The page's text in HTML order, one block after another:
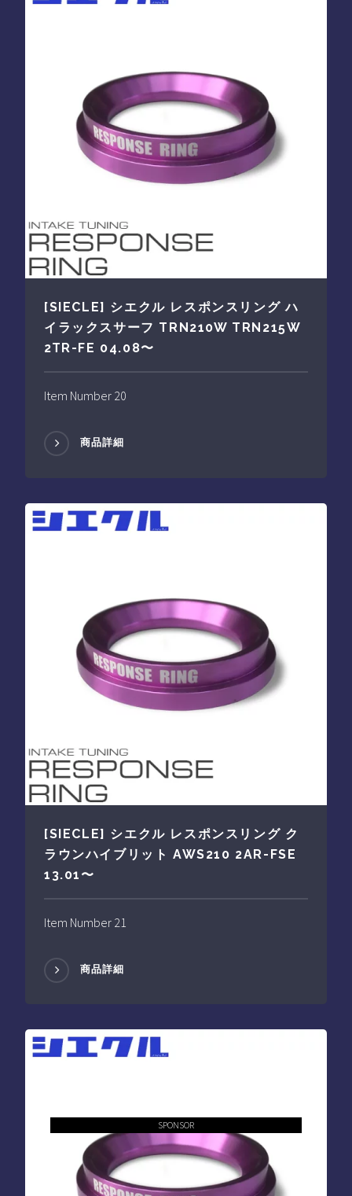
[SIECLE] シエクル レスポンスリング ハ
イラックスサーフ TRN210W TRN215W
2TR-FE 04.08〜
Item Number 20
商品詳細
[SIECLE] シエクル レスポンスリング ク
ラウンハイブリット AWS210 2AR-FSE
13.01〜
Item Number 21
商品詳細
SPONSOR